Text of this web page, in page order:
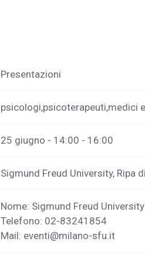
Presentazioni
psicologi,psicoterapeuti,medici
25 giugno - 14:00 - 16:00
Sigmund Freud University, Ripa
Nome: Sigmund Freud
Telefono: 02-83241854
Mail: eventi@milano-sfu.it